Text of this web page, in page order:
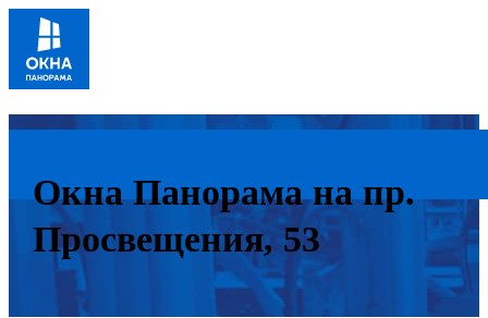
Окна Панорама на пр.
Просвещения, 53